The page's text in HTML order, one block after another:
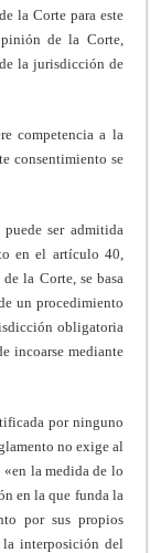
la Corte para este
de la Corte,
la jurisdicción de
competencia a la
consentimiento se
ser admitida
en el artículo 40,
la Corte, se basa
un procedimiento
obligatoria
incoarse mediante
por ninguno
no exige al
«en la medida de lo
en la que funda la
por sus propios
la interposición del